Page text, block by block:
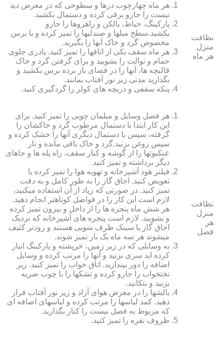
نظافت
منزل
هر ماه
هر ماه چهارچوب درها و سطوحی که در معرض دید
نیست را جارو برقی کرده و دستمال بکشید.
پارکینگ، حیاط، بالکن و راهروها را جارو
بکشید.سطح مبل‏ها و صندلی‏ها را تمیز کرده و با برس
مخصوص گرد و خاک آنها را بگیرید.
هر ماه سقف یکی از اتاق‏ها را تمیز کنید. پادری جلوی
حمام و توالت را بشویید و برای گرفتن گرد و خاک
قالیچه‏ ها، آنها را در فضای باز برده برس بکشید و
بگذارید مدتی زیر نور آفتاب بمانند.
پنکه سقفی و دریچه‏ های کولر را گردگیری کنید.
نظافت
منزل
هر
فصل
هر فصل وسایل و مبلمان چوبی را تمیز کنید. برای
این کار ابتدا با دستمال مرطوب گرد و خاک‏شان را
گرفته، سپس با دستمال دیگری آنها را خشک کرده و
سپس روغن بزنید.گرد و خاک باقی مانده و تار
عنکبوت‏ها را از گوشه و کنار سقف، راه پله‏ ها و جاهای
دیگر برداشته و تمیز کنید.
فیلتر هود آشپزخانه و تهویه هوا را تمیز کرده یا
تعویض کنید. اجاق گاز را به طور کامل و به دقت
تمیز کنید. در صورتی که زیاد از آن استفاده می‏کنید،
لازم است این کار را در فواصل کوتاه‏تر انجام دهید.
هر شش ماه پنجره‏ ها را از داخل و بیرون تمیز کرده
و بشویید. لازم است پنجره‏ های آشپزخانه که نزدیک
اجاق گاز یا سینک ظرف شویی هستند و زودتر کثیف
می‏شوند هر سه ماه یک بار تمیز شوند.
به وسایلی که در زیر زمین، خرپشته و پارکینگ انبار
کرده‏ اید سری بزنید و آنها را مرتب کرده و وسایل
اضافه را دور بیندازید. اتاق خواب را تمیز کنید. زیر
تختخواب را جارو کرده و تشک‏ها را با چوب ضربه
بزنید و بتکانید.
بالش‏ها را در معرض هوای آزاد و زیر نور آفتاب قرار
دهید. کمد لباس‏ها را مرتب کرده و لباس‏های اضافه ای
که مربوط به فصل نیست را کنار بگذارید.
ظروف نقره را تمیز کنید.